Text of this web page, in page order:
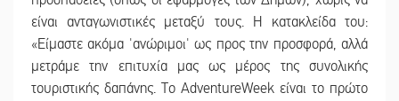
είναι ανταγωνιστικές μεταξύ τους. Η κατακλείδα του:
«Είμαστε ακόμα 'ανώριμοι' ως προς την προσφορά, αλλά
μετράμε την επιτυχία μας ως μέρος της συνολικής
τουριστικής δαπάνης. Το AdventureWeek είναι το πρώτο